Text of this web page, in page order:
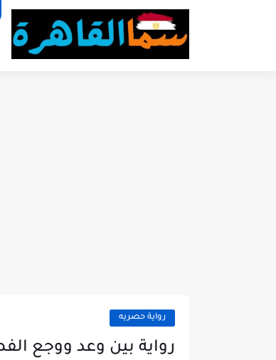
رواية حصريه
رواية بين وعد ووجع الفصل